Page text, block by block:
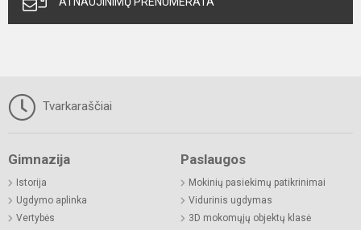
Tvarkaraščiai
Gimnazija
Istorija
Ugdymo aplinka
Vertybės
Paslaugos
Mokinių pasiekimų patikrinimai
Vidurinis ugdymas
3D mokomųjų objektų klasė